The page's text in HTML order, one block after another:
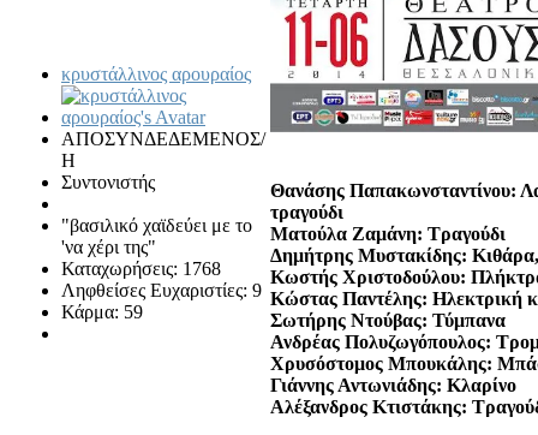
κρυστάλλινος αρουραίος
ΑΠΟΣΥΝΔΕΔΕΜΕΝΟΣ/
Η
Συντονιστής
"βασιλικό χαϊδεύει με το
'να χέρι της"
Καταχωρήσεις: 1768
Ληφθείσες Ευχαριστίες: 9
Κάρμα: 59
Θανάσης Παπακωνσταντίνου:
τραγούδι
Ματούλα Ζαμάνη: Τραγούδι
Δημήτρης Μυστακίδης:
Κωστής Χριστοδούλου:
Κώστας Παντέλης: Ηλεκτρική
Σωτήρης Ντούβας: Τύμπανα
Ανδρέας Πολυζωγόπουλος:
Χρυσόστομος Μπουκάλης:
Γιάννης Αντωνιάδης: Κλαρίνο
Αλέξανδρος Κτιστάκης: